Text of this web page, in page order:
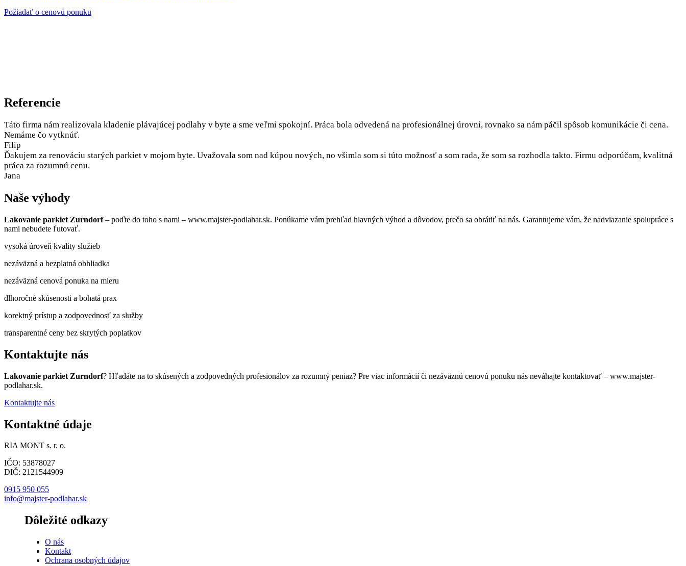
Požiadať o cenovú ponuku
Referencie
Táto firma nám realizovala kladenie plávajúcej podlahy v byte a sme veľmi spokojní. Práca bola odvedená na profesionálnej úrovni, rovnako sa nám páčil spôsob komunikácie či cena.
Nemáme čo vytknúť.
Filip
Ďakujem za renováciu starých parkiet v mojom byte. Uvažovala som nad kúpou nových, no všimla som si túto možnosť a som rada, že som sa rozhodla takto. Firmu odporúčam, kvalitná
práca za rozumnú cenu.
Jana
Naše výhody
Lakovanie parkiet Zurndorf– poďte do toho s nami – www.majster-podlahar.sk. Ponúkame vám prehľad hlavných výhod a dôvodov, prečo sa obrátiť na nás. Garantujeme vám, že nadviazanie spolupráce s
nami nebudete ľutovať.
vysoká úroveň kvality služieb
nezáväzná a bezplatná obhliadka
nezáväzná cenová ponuka na mieru
dlhoročné skúsenosti a bohatá prax
korektný prístup a zodpovednosť za služby
transparentné ceny bez skrytých poplatkov
Kontaktujte nás
Lakovanie parkiet Zurndorf? Hľadáte na to skúsených a zodpovedných profesionálov za rozumný peniaz? Pre viac informácií či nezáväznú cenovú ponuku nás neváhajte kontaktovať – www.majster-
podlahar.sk.
Kontaktujte nás
Kontaktné údaje
RIA MONT s. r. o.
IČO: 53878027
DIČ: 2121544909
0915 950 055
info@majster-podlahar.sk
Dôležité odkazy
O nás
Kontakt
Ochrana osobných údajov